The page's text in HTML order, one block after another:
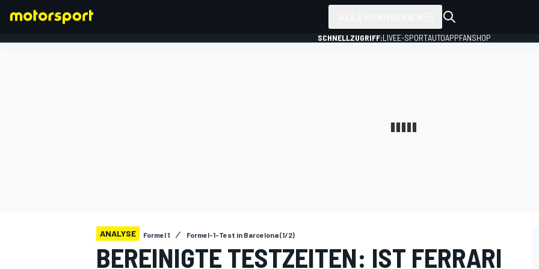
SCHNELLZUGRIFF:LIVEE-SPORTAUTOAPPFANSHOP
ANALYSE Formel 1 Formel-1-Test in Barcelona (1/2)
BEREINIGTE TESTZEITEN: IST FERRARI